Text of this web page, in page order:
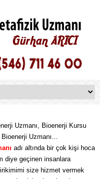
Uzmanı, Bioenerji Kursu
Uzmanı...
adı altında bir çok kişi hoca
diye geçinen insanlara
size hizmet vermek